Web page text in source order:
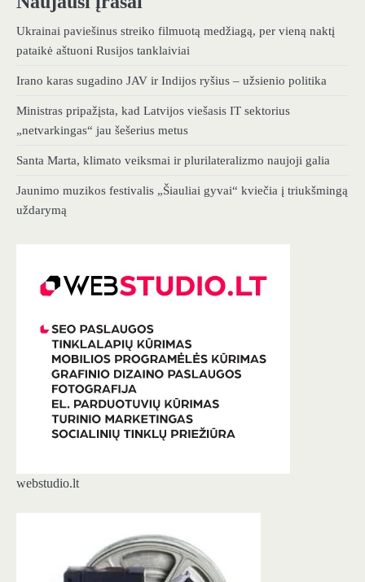
Ukrainai paviešinus streiko filmuotą medžiagą, per vieną naktį
pataikė aštuoni Rusijos tanklaiviai
Irano karas sugadino JAV ir Indijos ryšius – užsienio politika
Ministras pripažįsta, kad Latvijos viešasis IT sektorius
„netvarkingas“ jau šešerius metus
Santa Marta, klimato veiksmai ir plurilateralizmo naujoji galia
Jaunimo muzikos festivalis „Šiauliai gyvai“ kviečia į triukšmingą
uždarymą
webstudio.lt